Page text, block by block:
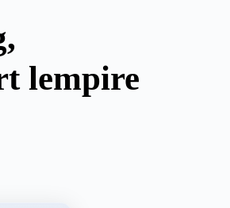
lempire